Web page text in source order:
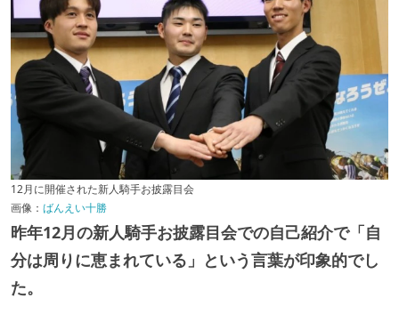
12月に開催された新人騎手お披露目会
画像： ばんえい十勝
昨年12月の新人騎手お披露目会での自己紹介で「自
分は周りに恵まれている」という言葉が印象的でし
た。